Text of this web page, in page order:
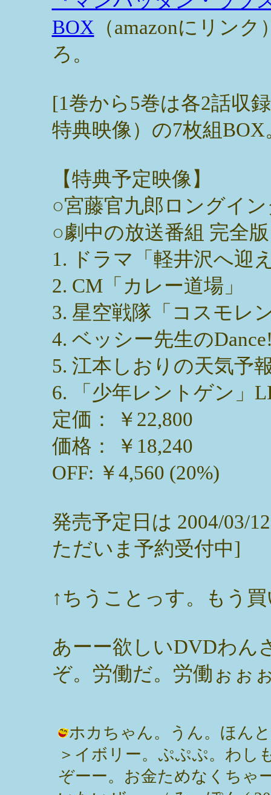
BOX （amazonにリン
ろ。
[1巻から5巻は各2話収
特典映像）の7枚組BOX
【特典予定映像】
○宮藤官九郎ロングイ
○劇中の放送番組 完全版
1. ドラマ「軽井沢へ迎
2. CM「カレー道場」
3. 星空戦隊「コスモレ
4. ベッシー先生の
5. 江本しおりの天気予
6. 「少年レントゲン」
定価： ￥22,800
価格： ￥18,240
OFF: ￥4,560 (20%)
発売予定日は 2004/03/
ただいま予約受付中]
↑ちうことっす。もう
あーー欲しいDVDわん
ぞ。労働だ。労働ぉぉ
ホカちゃん。うん。ほん
＞イボリー。ぷぷぷ。わし
ぞーー。お金ためなくちゃ